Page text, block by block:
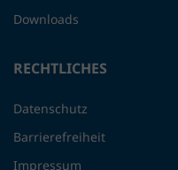
Downloads
RECHTLICHES
Datenschutz
Barrierefreiheit
Impressum